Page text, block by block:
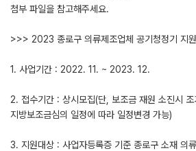
첨부 파일을 참고해주세요.
>>> 2023 종로구 의류제조업체 공기청정기 지
1. 사업기간 : 2022. 11. ~ 2023. 12.
2. 접수기간 : 상시모집(단, 보조금 재원 소진시 조
지방보조금심의 일정에 따라 일정변경 가능)
3. 지원대상 : 사업자등록증 기준 종로구 소재 의